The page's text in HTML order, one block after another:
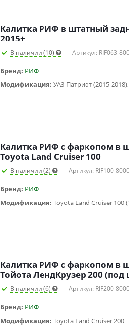
Калитка РИФ в штатный
2015+
В наличии (10) Артикул: RIF063-
Бренд: РИФ
Модификация: УАЗ Патриот (2015-
Калитка РИФ с фаркопом в
Toyota Land Cruiser 100
В наличии (2) Артикул: RIF100-
Бренд: РИФ
Модификация: Toyota Land Cruiser 100
Калитка РИФ с фаркопом в
Тойота ЛендКрузер 200 (под
В наличии (6) Артикул: RIF200-
Бренд: РИФ
Модификация: Toyota Land Cruiser 200